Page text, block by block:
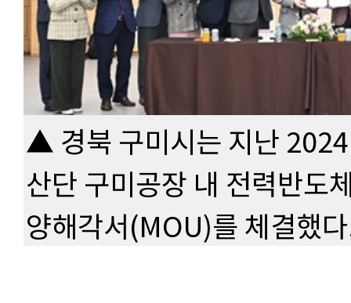
▲ 경북 구미시는 지난
산단 구미공장 내 전력반도
양해각서(MOU)를 체결했